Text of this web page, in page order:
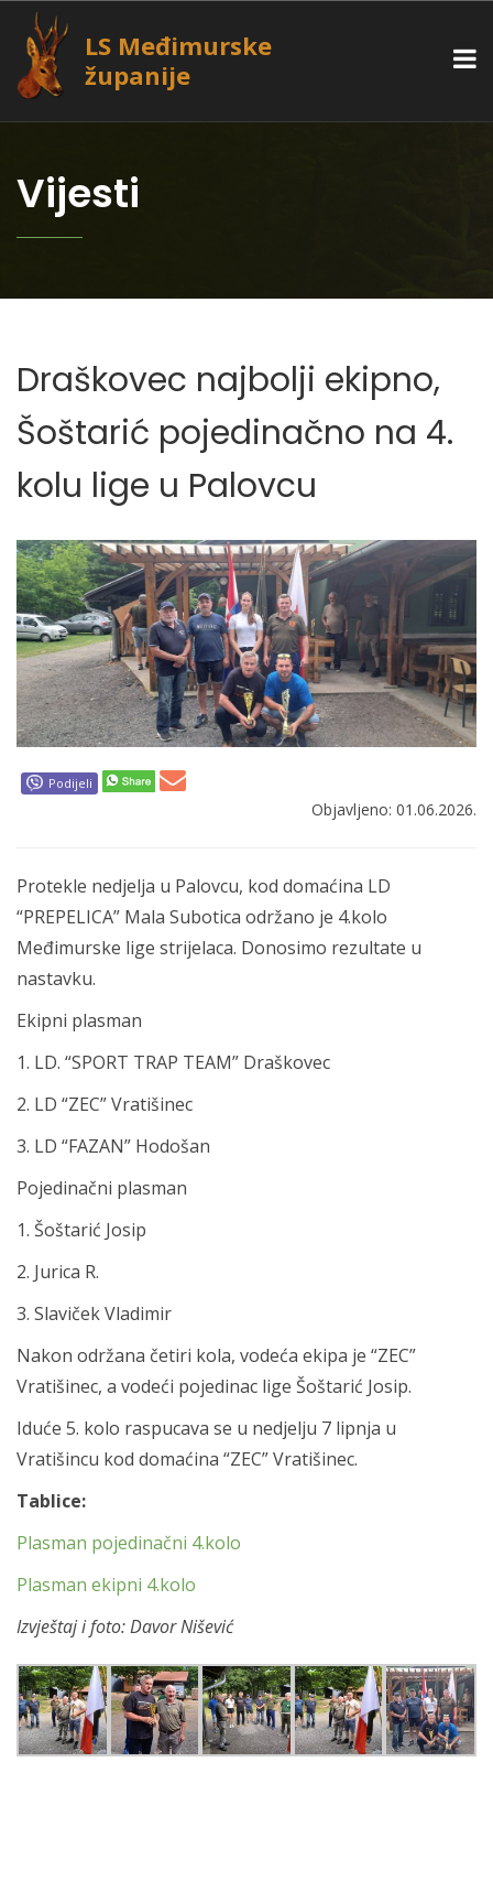
LS Međimurske
županije
Vijesti
Draškovec najbolji ekipno,
Šoštarić pojedinačno na 4.
kolu lige u Palovcu
Podijeli
Objavljeno: 01.06.2026.
Protekle nedjelja u Palovcu, kod domaćina LD
“PREPELICA” Mala Subotica održano je 4.kolo
Međimurske lige strijelaca. Donosimo rezultate u
nastavku.
Ekipni plasman
1. LD. “SPORT TRAP TEAM” Draškovec
2. LD “ZEC” Vratišinec
3. LD “FAZAN” Hodošan
Pojedinačni plasman
1. Šoštarić Josip
2. Jurica R.
3. Slaviček Vladimir
Nakon održana četiri kola, vodeća ekipa je “ZEC”
Vratišinec, a vodeći pojedinac lige Šoštarić Josip.
Iduće 5. kolo raspucava se u nedjelju 7 lipnja u
Vratišincu kod domaćina “ZEC” Vratišinec.
Tablice:
Plasman pojedinačni 4.kolo
Plasman ekipni 4.kolo
Izvještaj i foto: Davor Nišević